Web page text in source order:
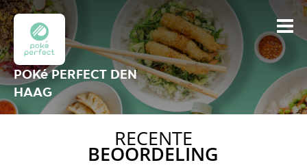
POKé PERFECT DEN
HAAG
RECENTE
BEOORDELING